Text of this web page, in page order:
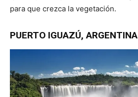
para que crezca la vegetación.
PUERTO IGUAZÚ,ARGENTINA